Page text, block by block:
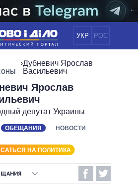
УКР РОС
НОВОСТИ
ПОЛИТИКА
ЭКОНОМИКА
ОБЩЕСТВО
МИР
ОБЕЩАНИЯ
ПОЛИТИКИ
И ОФИС
ИНФОГРАФИКА
ВИДЕО
›Дубневич Ярослав
Васильевич
Ярослав
депутат Украины
ОБЕЩАНИЯ НОВОСТИ
НА ПОЛИТИКА